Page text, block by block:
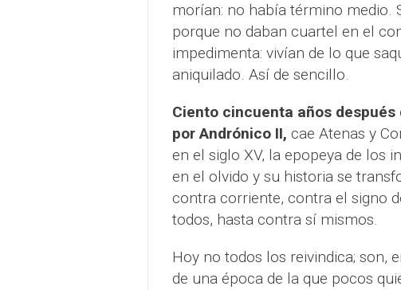
morían: no había término medio.
porque no daban cuartel en el
impedimenta: vivían de lo que
aniquilado. Así de sencillo.
Ciento cincuenta años
por Andrónico II, cae Atenas y
en el siglo XV, la epopeya de los
en el olvido y su historia se
contra corriente, contra el signo
todos, hasta contra sí mismos.
Hoy no todos los reivindica; son,
de una época de la que pocos